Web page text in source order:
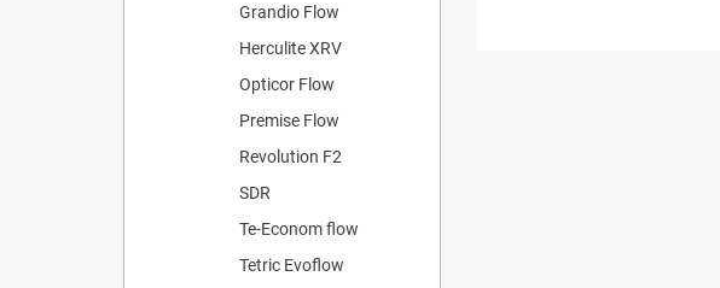
Grandio Flow
Herculite XRV
Opticor Flow
Premise Flow
Revolution F2
SDR
Te-Econom flow
Tetric Evoflow